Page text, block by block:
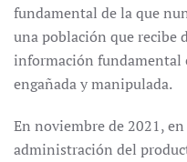
fundamental de la que
una población que recibe
información fundamental
engañada y manipulada.
En noviembre de 2021,
administración del